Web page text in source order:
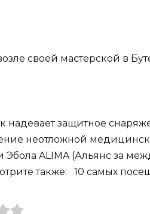
своей мастерской в
защитное
неотложной
Эбола ALIMA (Альянс за
также: 10 самых